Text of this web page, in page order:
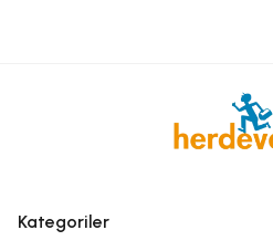
Kategoriler